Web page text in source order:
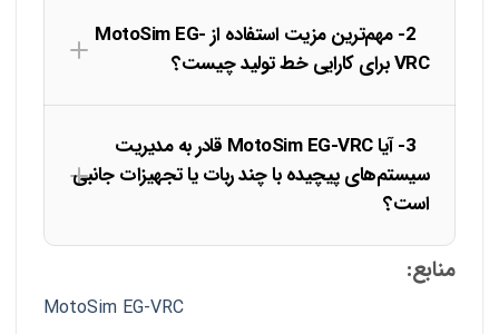
2- مهم‌ترین مزیت استفاده از MotoSim EG-
VRC برای کارایی خط تولید چیست؟
3- آیا MotoSim EG-VRC قادر به مدیریت
سیستم‌های پیچیده با چند ربات یا تجهیزات جانبی
است؟
منابع:
MotoSim EG-VRC